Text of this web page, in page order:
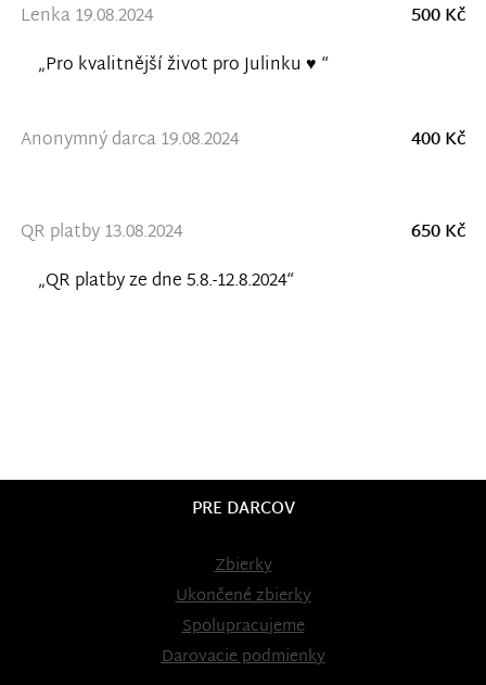
Lenka 19.08.2024
500 Kč
„Pro kvalitnější život pro Julinku ♥️ “
Anonymný darca 19.08.2024 400 Kč
QR platby 13.08.2024
650 Kč
„QR platby ze dne 5.8.-12.8.2024“
PRE DARCOV
Zbierky
Ukončené zbierky
Spolupracujeme
Darovacie podmienky